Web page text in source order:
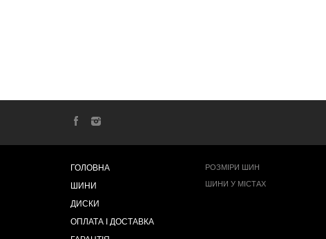
ГОЛОВНА
ШИНИ
ДИСКИ
ОПЛАТА І ДОСТАВКА
РОЗМІРИ ШИН
ШИНИ У МІСТАХ